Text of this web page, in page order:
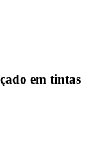
em tintas